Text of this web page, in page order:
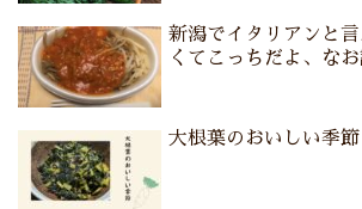
新潟でイタリアンと
くてこっちだよ、な
大根葉のおいしい季